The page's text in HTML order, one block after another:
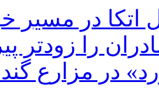
در مسیر
را زودتر
در مزارع